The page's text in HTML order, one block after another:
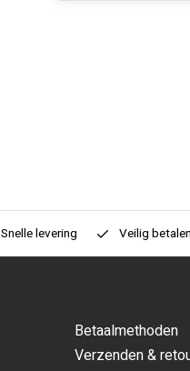
Snelle levering Veilig
Betaalmethoden
Verzenden &